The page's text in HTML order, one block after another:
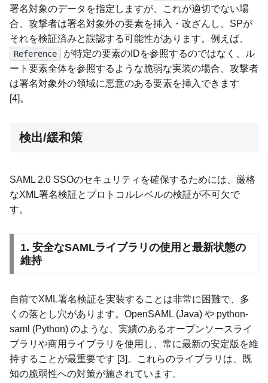
署名対象のデータを指定しますが、これが適切でない場
合、攻撃者は署名対象外の要素を挿入・改ざんし、SPが
それを検証済みと誤認する可能性があります。例えば、
Reference
が特定の要素のIDを参照するのではなく、ル
ート要素全体を参照するような脆弱な実装の場合、攻撃者
は署名対象外の領域に悪意のある要素を挿入できます
[4]。
検出/緩和策
SAML 2.0 SSOのセキュリティを確保するためには、厳格
なXML署名検証とプロトコルレベルの検証が不可欠で
す。
1. 安全なSAMLライブラリの使用と最新状態の
維持
自前でXML署名検証を実装することは非常に困難で、多
くの落とし穴があります。OpenSAML (Java) や python-
saml (Python) のような、実績のあるオープンソースライ
ブラリや商用ライブラリを使用し、常に最新の安定版を維
持することが最重要です [3]。これらのライブラリは、既
知の脆弱性への対策が施されています。